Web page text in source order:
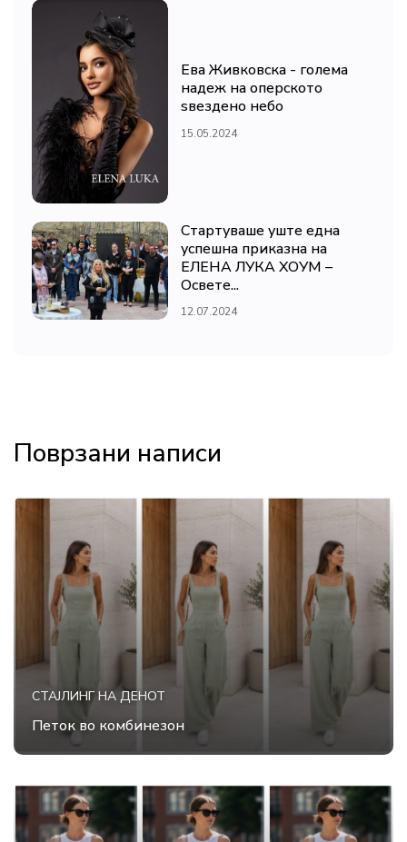
Ева Живковска - голема
надеж на оперското
ѕвездено небо
15.05.2024
Стартуваше уште една
успешна приказна на
ЕЛЕНА ЛУКА ХОУМ –
Освете...
12.07.2024
Поврзани написи
СТАЈЛИНГ НА ДЕНОТ
Петок во комбинезон